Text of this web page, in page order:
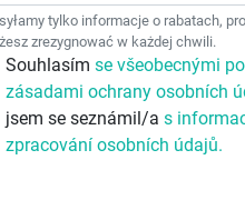
tylko informacje o rabatach,
zrezygnować w każdej chwili.
Souhlasím se všeobecnými
zásadami ochrany osobních
jsem se seznámil/a s
zpracování osobních údajů.